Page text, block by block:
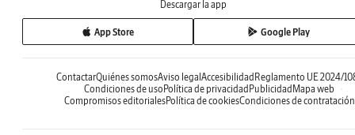
Descargar la app
App Store Google Play
ContactarQuiénes somosAviso legal Accesibilidad Reglamento UE 2024/
Condiciones de uso Política de privacidad Publicidad Mapa web
Compromisos editorialesPolítica de cookiesCondiciones de contratación